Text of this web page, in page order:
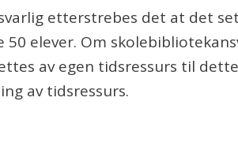
etterstrebes det at det
elever. Om
av egen tidsressurs til
av tidsressurs.